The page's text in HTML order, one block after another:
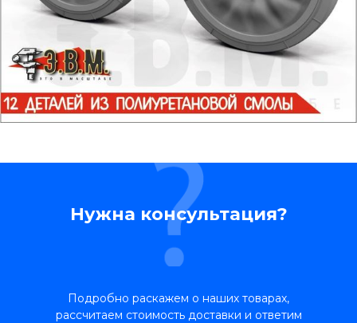
Нужна консультация?
Подробно раскажем о наших товарах,
рассчитаем стоимость доставки и ответим